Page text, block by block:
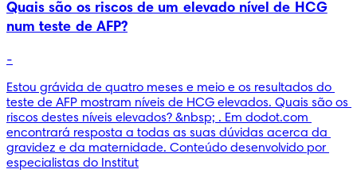
Quais são os riscos de um elevado nível de HCG
num teste de AFP?
-
Estou grávida de quatro meses e meio e os resultados do
teste de AFP mostram níveis de HCG elevados. Quais são os
riscos destes níveis elevados? &nbsp; . Em dodot.com
encontrará resposta a todas as suas dúvidas acerca da
gravidez e da maternidade. Conteúdo desenvolvido por
especialistas do Institut